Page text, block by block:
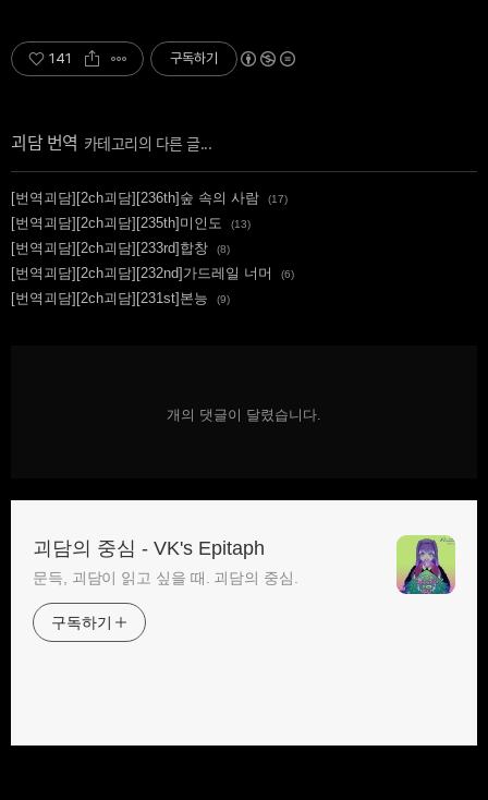
141 구독하기
괴담 번역
[번역괴담][2ch괴담][236th]숲 속의 사람 (17)
[번역괴담][2ch괴담][235th]미인도 (13)
[번역괴담][2ch괴담][233rd]합창 (8)
[번역괴담][2ch괴담][232nd]가드레일 너머 (6)
[번역괴담][2ch괴담][231st]본능 (9)
개의 댓글이 달렸습니다.
괴담의 중심 - VK's Epitaph
문득, 괴담이 읽고 싶을 때. 괴담의 중심.
구독하기